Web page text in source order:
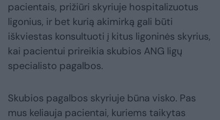
pacientais, prižiūri skyriuje hospitalizuotus
ligonius, ir bet kurią akimirką gali būti
iškviestas konsultuoti į kitus ligoninės skyrius,
kai pacientui prireikia skubios ANG ligų
specialisto pagalbos.
Skubios pagalbos skyriuje būna visko. Pas
mus keliauja pacientai, kuriems taikytas